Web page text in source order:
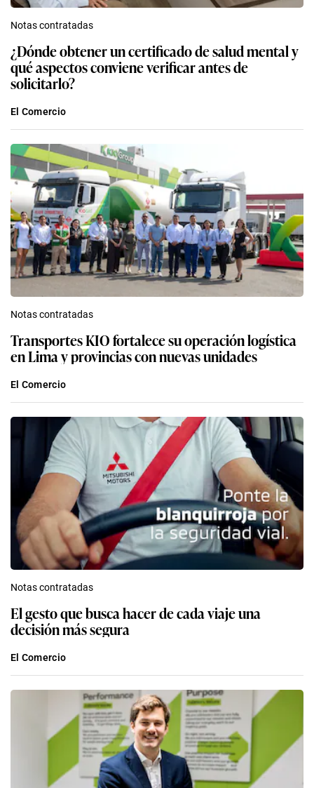
Notas contratadas
¿Dónde obtener un certificado de salud mental y
qué aspectos conviene verificar antes de
solicitarlo?
El Comercio
Notas contratadas
Transportes KIO fortalece su operación logística
en Lima y provincias con nuevas unidades
El Comercio
Notas contratadas
El gesto que busca hacer de cada viaje una
decisión más segura
El Comercio